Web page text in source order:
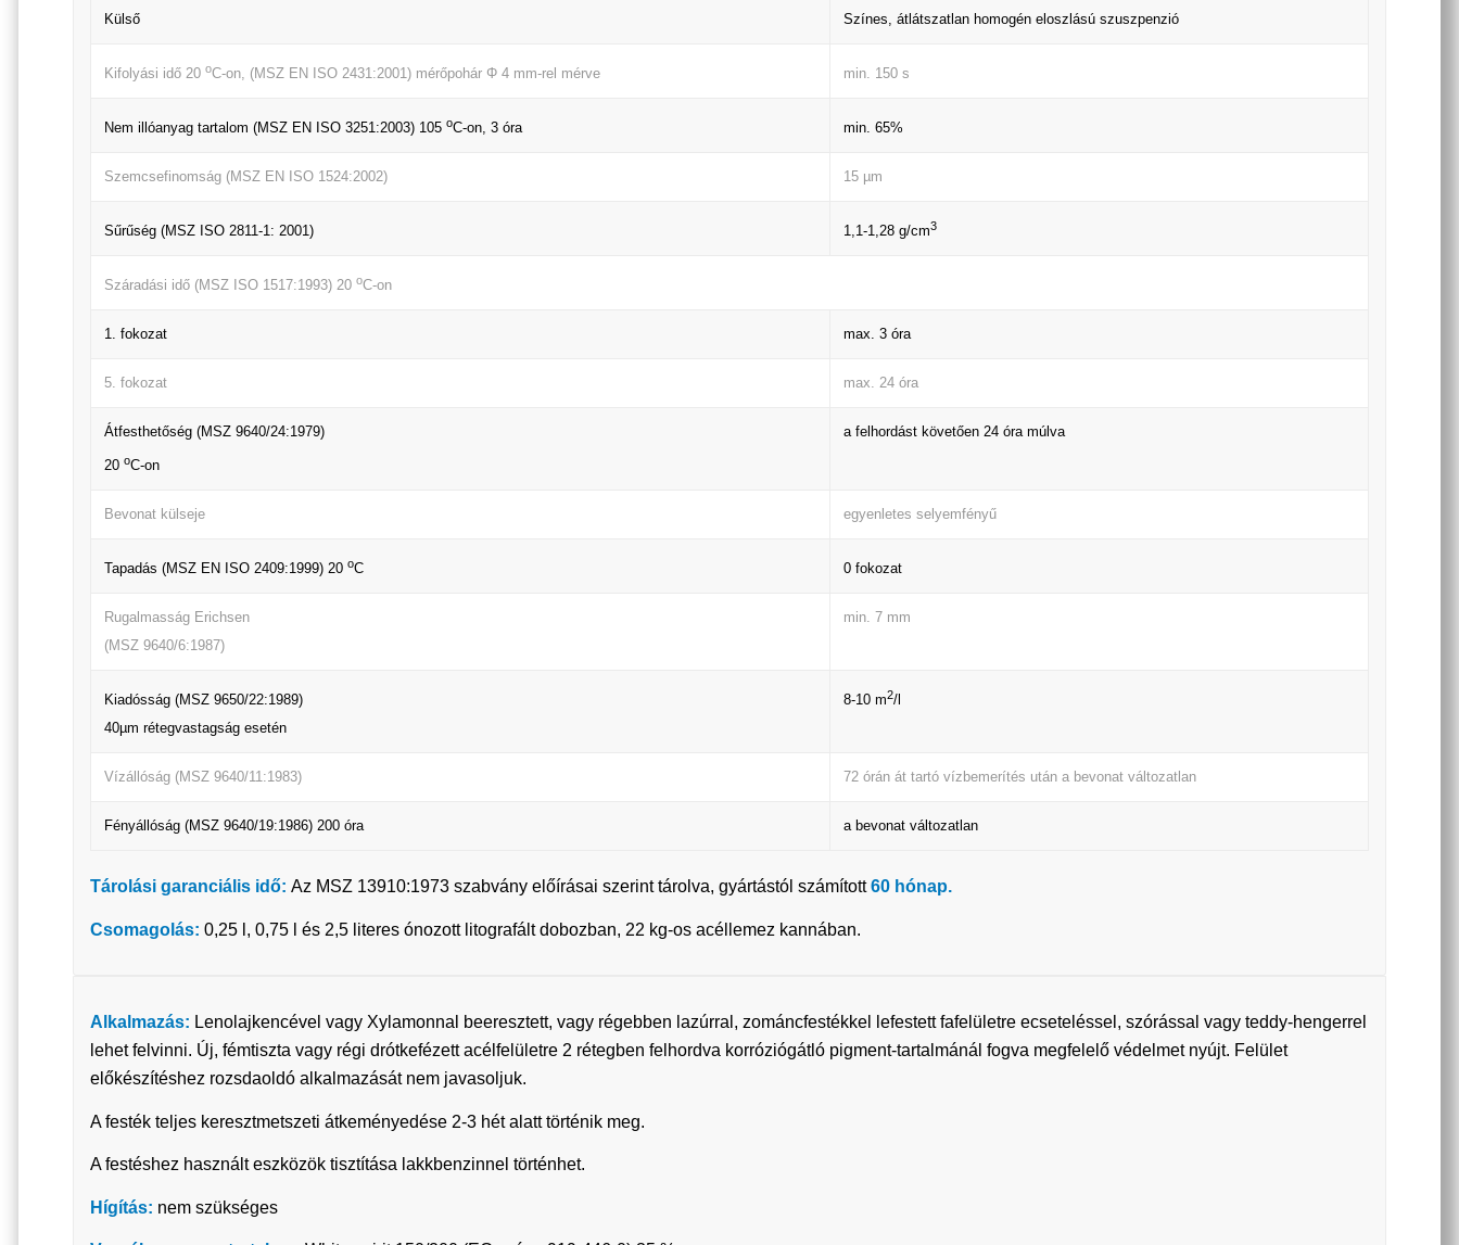
Külső Színes, átlátszatlan homogén eloszlású szuszpenzió
Kifolyási idő 20 oC-on, (MSZ EN ISO 2431:2001) mérőpohár Φ 4 mm-rel mérve min. 150 s
Nem illóanyag tartalom (MSZ EN ISO 3251:2003) 105 oC-on, 3 óra min. 65%
Szemcsefinomság (MSZ EN ISO 1524:2002) 15 µm
Sűrűség (MSZ ISO 2811-1: 2001) 1,1-1,28 g/cm3
Száradási idő (MSZ ISO 1517:1993) 20 oC-on
1. fokozat max. 3 óra
5. fokozat max. 24 óra
Átfesthetőség (MSZ 9640/24:1979)
20 oC-on
a felhordást követően 24 óra múlva
Bevonat külseje egyenletes selyemfényű
Tapadás (MSZ EN ISO 2409:1999) 20 oC 0 fokozat
Rugalmasság Erichsen
(MSZ 9640/6:1987)
min. 7 mm
Kiadósság (MSZ 9650/22:1989)
40µm rétegvastagság esetén
8-10 m2/l
Vízállóság (MSZ 9640/11:1983) 72 órán át tartó vízbemerítés után a bevonat változatlan
Fényállóság (MSZ 9640/19:1986) 200 óra a bevonat változatlan
Tárolási garanciális idő: Az MSZ 13910:1973 szabvány előírásai szerint tárolva, gyártástól számított60 hónap.
Csomagolás: 0,25 l, 0,75 l és 2,5 literes ónozott litografált dobozban, 22 kg-os acéllemez kannában.
Alkalmazás: Lenolajkencével vagy Xylamonnal beeresztett, vagy régebben lazúrral, zománcfestékkel lefestett fafelületre ecseteléssel, szórással vagy teddy-hengerrel
lehet felvinni. Új, fémtiszta vagy régi drótkefézett acélfelületre 2 rétegben felhordva korróziógátló pigment-tartalmánál fogva megfelelő védelmet nyújt. Felület
előkészítéshez rozsdaoldó alkalmazását nem javasoljuk.
A festék teljes keresztmetszeti átkeményedése 2-3 hét alatt történik meg.
A festéshez használt eszközök tisztítása lakkbenzinnel történhet.
Hígítás: nem szükséges